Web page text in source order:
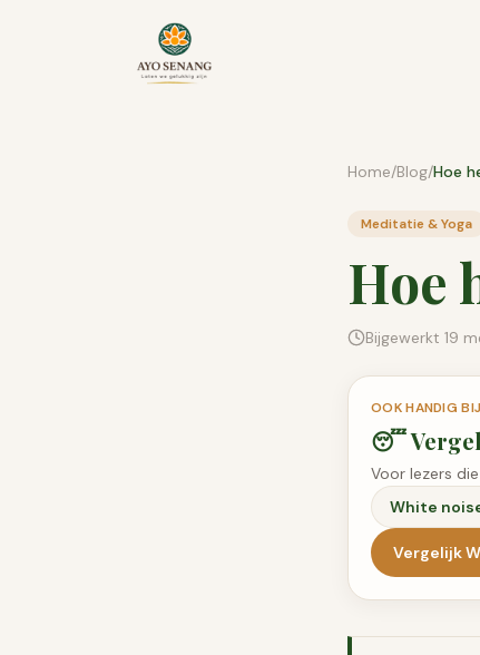
Home/Blog/
Meditatie & Yoga
Hoe
Bijgewerkt 19
OOK HANDIG
😴
Voor lezers
White
Vergelijk